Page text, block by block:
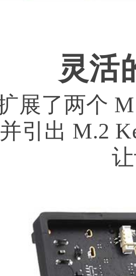
灵活
展了两个
引出 M.2